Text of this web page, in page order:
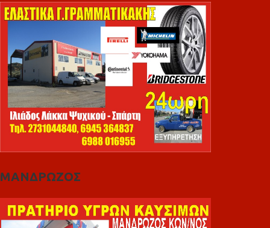
ΜΑΝΔΡΩΖΟΣ